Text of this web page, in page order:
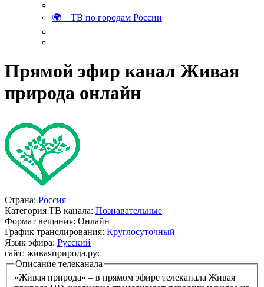
🌍 ТВ по городам России
Прямой эфир канал Живая
природа онлайн
Страна: Россия
Категория ТВ канала: Познавательные
Формат вещания: Онлайн
График транслирования: Круглосуточный
Язык эфира: Русский
сайт: живаяприрода.рус
Описание телеканала
«Живая природа» – в прямом эфире телеканала Живая